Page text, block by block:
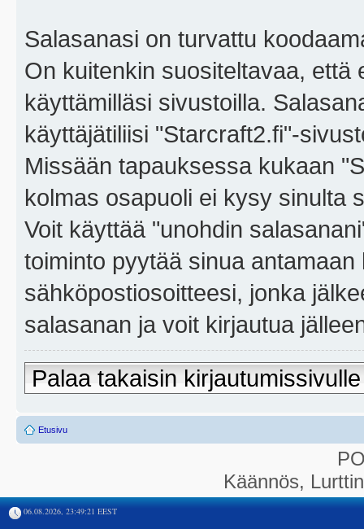
Salasanasi on turvattu
On kuitenkin suositeltavaa,
käyttämilläsi sivustoilla.
käyttäjätiliisi "Starcraft2.fi"-
Missään tapauksessa kukaan
kolmas osapuoli ei kysy sinulta
Voit käyttää "unohdin
toiminto pyytää sinua
sähköpostiosoitteesi, jonka
salasanan ja voit kirjautua
Palaa takaisin kirjautumissivulle
Etusivu
Käännös,
06.08.2026, 23:49:21 EEST